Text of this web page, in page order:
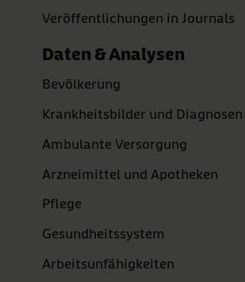
Veröffentlichungen in Journals
Daten & Analysen
Bevölkerung
Krankheitsbilder und Diagnosen
Ambulante Versorgung
Arzneimittel und Apotheken
Pflege
Gesundheitssystem
Arbeitsunfähigkeiten